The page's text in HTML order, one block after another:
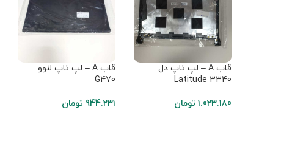
قاب A – لپ تاپ دل
Latitude 3340
1.023.180 تومان
قاب A – لپ تاپ لنوو
G470
944.231 تومان